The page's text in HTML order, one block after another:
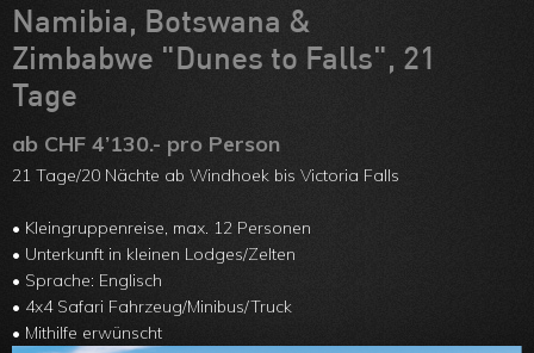
Über uns
Feedbacks
Kontakt
ARVB
Mosambik
Uganda
Namibia, Botswana &
Zimbabwe "Dunes to Falls", 21
Tage
ab CHF 4’130.- pro Person
21 Tage/20 Nächte ab Windhoek bis Victoria Falls
• Kleingruppenreise, max. 12 Personen
• Unterkunft in kleinen Lodges/Zelten
• Sprache: Englisch
• 4x4 Safari Fahrzeug/Minibus/Truck
• Mithilfe erwünscht